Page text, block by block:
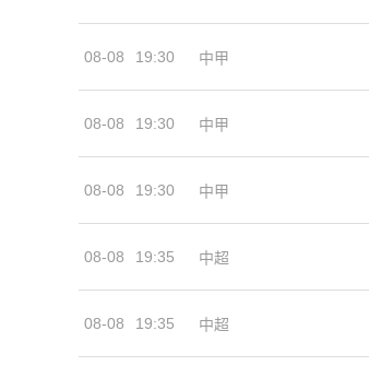
08-08 19:30 中甲
08-08 19:30 中甲
08-08 19:30 中甲
08-08 19:35 中超
08-08 19:35 中超